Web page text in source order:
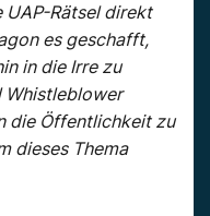
Rätsel direkt
es geschafft,
in die Irre zu
Whistleblower
die Öffentlichkeit zu
dieses Thema